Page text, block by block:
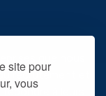
site pour
vous
recrutement et
à leurs